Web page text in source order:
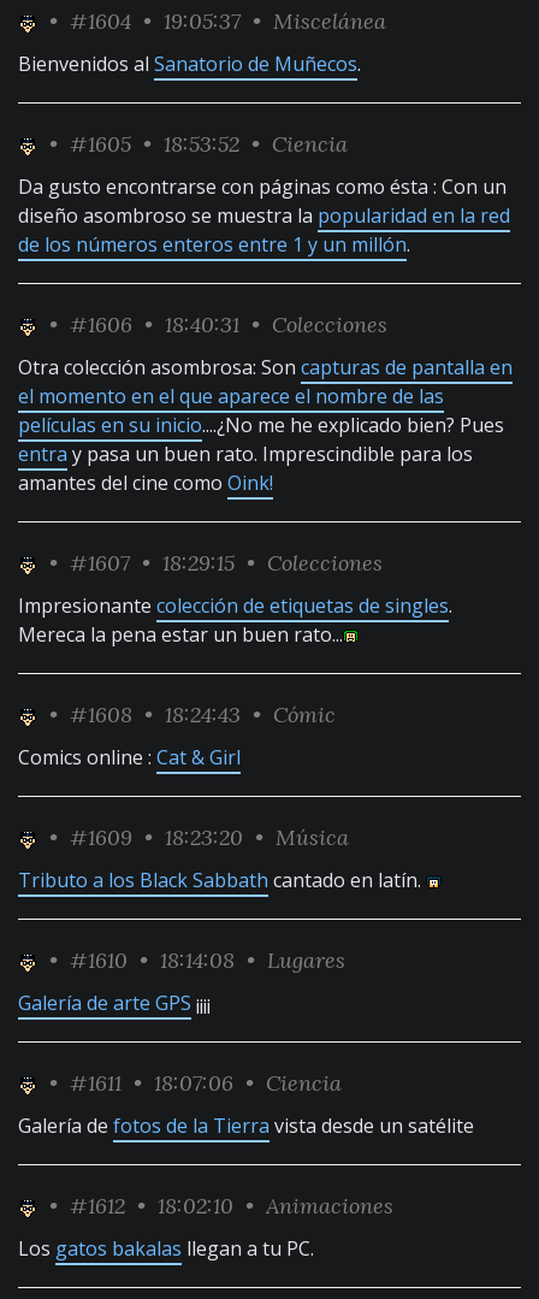
• #1604 • 19:05:37 • Miscelánea
Bienvenidos al Sanatorio de Muñecos.
• #1605 • 18:53:52 • Ciencia
Da gusto encontrarse con páginas como ésta : Con un
diseño asombroso se muestra la popularidad en la red
de los números enteros entre 1 y un millón.
• #1606 • 18:40:31 • Colecciones
Otra colección asombrosa: Son capturas de pantalla en
el momento en el que aparece el nombre de las
películas en su inicio....¿No me he explicado bien? Pues
entra y pasa un buen rato. Imprescindible para los
amantes del cine como Oink!
• #1607 • 18:29:15 • Colecciones
Impresionante colección de etiquetas de singles.
Mereca la pena estar un buen rato...
• #1608 • 18:24:43 • Cómic
Comics online : Cat & Girl
• #1609 • 18:23:20 • Música
Tributo a los Black Sabbath cantado en latín.
• #1610 • 18:14:08 • Lugares
Galería de arte GPS ¡¡¡¡
• #1611 • 18:07:06 • Ciencia
Galería de fotos de la Tierra vista desde un satélite
• #1612 • 18:02:10 • Animaciones
Los gatos bakalas llegan a tu PC.